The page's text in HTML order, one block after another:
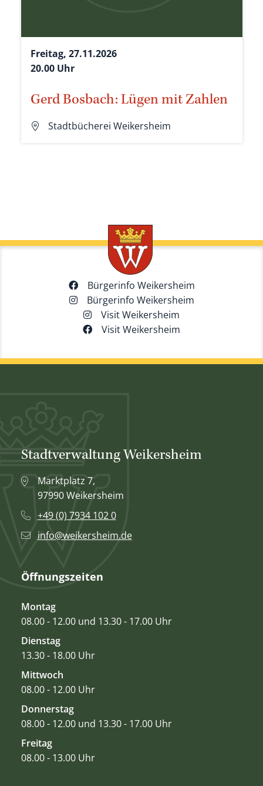
Freitag, 27.11.2026
20.00 Uhr
Gerd Bosbach: Lügen mit Zahlen
Stadtbücherei Weikersheim
Bürgerinfo Weikersheim
Bürgerinfo Weikersheim
Visit Weikersheim
Visit Weikersheim
Stadtverwaltung Weikersheim
Marktplatz 7,
97990 Weikersheim
+49 (0) 7934 102 0
info@weikersheim.de
Öffnungszeiten
Montag
08.00 - 12.00 und 13.30 - 17.00 Uhr
Dienstag
13.30 - 18.00 Uhr
Mittwoch
08.00 - 12.00 Uhr
Donnerstag
08.00 - 12.00 und 13.30 - 17.00 Uhr
Freitag
08.00 - 13.00 Uhr